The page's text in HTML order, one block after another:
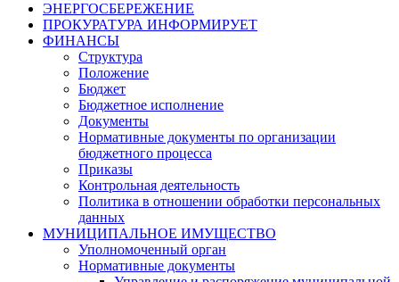
ЭНЕРГОСБЕРЕЖЕНИЕ
ПРОКУРАТУРА ИНФОРМИРУЕТ
ФИНАНСЫ
Структура
Положение
Бюджет
Бюджетное исполнение
Документы
Нормативные документы по организации
бюджетного процесса
Приказы
Контрольная деятельность
Политика в отношении обработки персональных
данных
МУНИЦИПАЛЬНОЕ ИМУЩЕСТВО
Уполномоченный орган
Нормативные документы